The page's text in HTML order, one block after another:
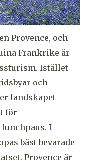
Provence, och
Frankrike är
Istället
och
landskapet
för
I
bäst bevarade
Provence är